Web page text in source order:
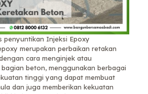
penyuntikan Injeksi Epoxy
merupakan perbaikan retakan
cara menginjek atau
beton, menggunakan berbagai
tinggi yang dapat membuat
dan juga memberikan kekuatan